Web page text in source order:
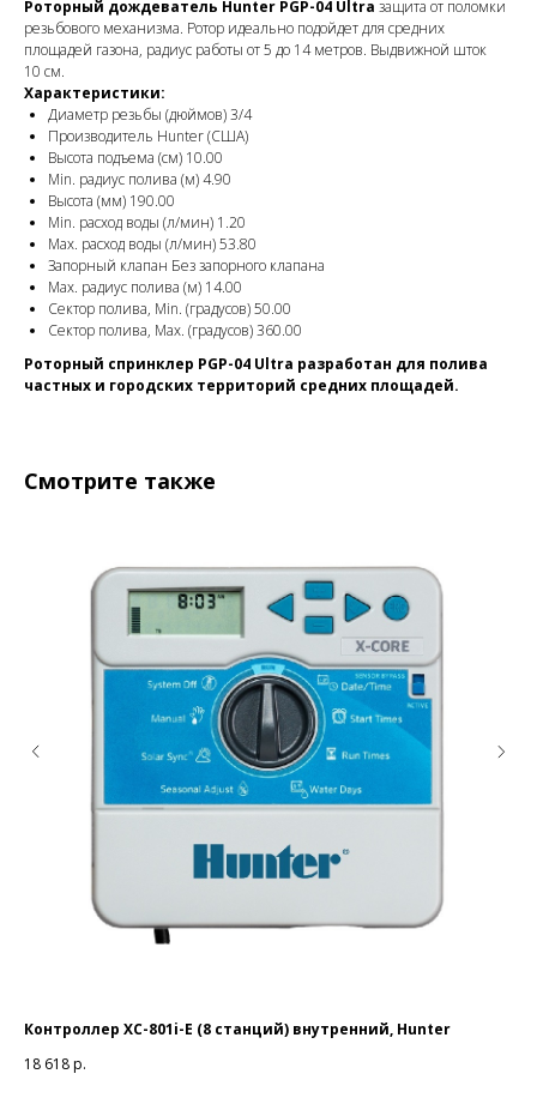
Роторный дождеватель Hunter PGP-04 Ultra защита от поломки
резьбового механизма. Ротор идеально подойдет для средних
площадей газона, радиус работы от 5 до 14 метров. Выдвижной шток
10 см.
Характеристики:
Диаметр резьбы (дюймов) 3/4
Производитель Hunter (США)
Высота подъема (см) 10.00
Min. радиус полива (м) 4.90
Высота (мм) 190.00
Min. расход воды (л/мин) 1.20
Max. расход воды (л/мин) 53.80
Запорный клапан Без запорного клапана
Max. радиус полива (м) 14.00
Сектор полива, Min. (градусов) 50.00
Сектор полива, Max. (градусов) 360.00
Роторный спринклер PGP-04 Ultra разработан для полива
частных и городских территорий средних площадей.
Смотрите также
Контроллер XC-801i-E (8 станций) внутренний, Hunter
18 618р.